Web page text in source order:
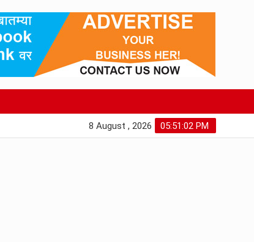
05:51:03 PM
8 August , 2026